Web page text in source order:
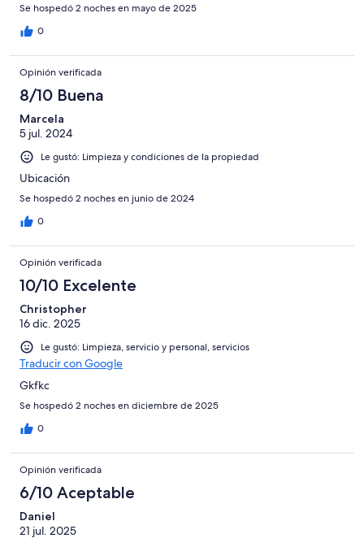
Se hospedó 2 noches en mayo de 2025
0
Opinión verificada
8/10 Buena
Marcela
5 jul. 2024
Le gustó: Limpieza y condiciones de la propiedad
Ubicación
Se hospedó 2 noches en junio de 2024
0
Opinión verificada
10/10 Excelente
Christopher
16 dic. 2025
Le gustó: Limpieza, servicio y personal, servicios
Traducir con Google
Gkfkc
Se hospedó 2 noches en diciembre de 2025
0
Opinión verificada
6/10 Aceptable
Daniel
21 jul. 2025